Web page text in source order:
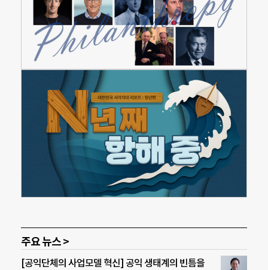
주요 뉴스 >
[공익단체의 사업모델 혁신] 공익 생태계의 빈틈을